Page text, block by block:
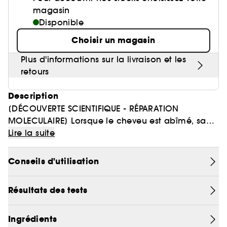
magasin
Disponible
Choisir un magasin
Plus d'informations sur la livraison et les
retours
Description
[DÉCOUVERTE SCIENTIFIQUE - RÉPARATION
MOLECULAIRE] Lorsque le cheveu est abîmé, sa
structure moléculaire composée de peptides est
compromise. La plupart des peptides sont trop
gros pour être réinjectés, rendant les dommages
dommages en une application*. Pour la première
fois, la Recherche Avancée L'Oréal a réussi à
décomposer les peptides, pour réinjecter leurs
Lire la suite
Conseils d'utilisation
Résultats des tests
Ingrédients